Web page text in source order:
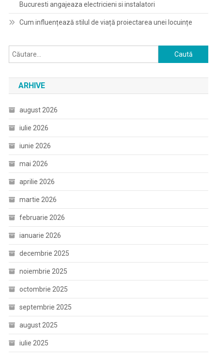
Bucuresti angajeaza electricieni si instalatori
Cum influențează stilul de viață proiectarea unei locuințe
Caută
după:
ARHIVE
august 2026
iulie 2026
iunie 2026
mai 2026
aprilie 2026
martie 2026
februarie 2026
ianuarie 2026
decembrie 2025
noiembrie 2025
octombrie 2025
septembrie 2025
august 2025
iulie 2025